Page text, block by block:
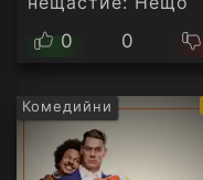
Америка - Сезон 1
0 0
Комедийни